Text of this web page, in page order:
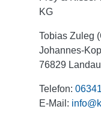
KG
Tobias Zuleg
Johannes-
76829
Telefon:
E-Mail: